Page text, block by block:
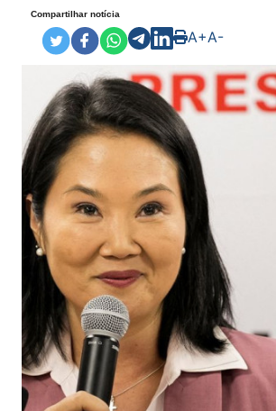
Compartilhar notícia
A+A-